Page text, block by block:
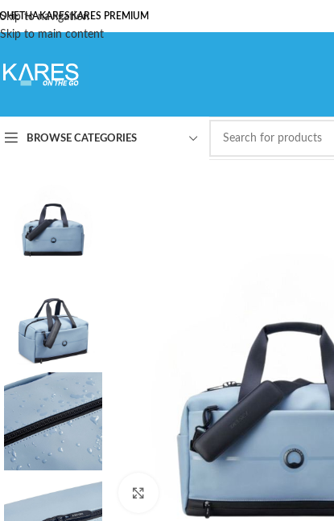
Skip to navigation
Skip to main content
KARESKARES PREMIUM
BROWSE CATEGORIES
Click to enlarge